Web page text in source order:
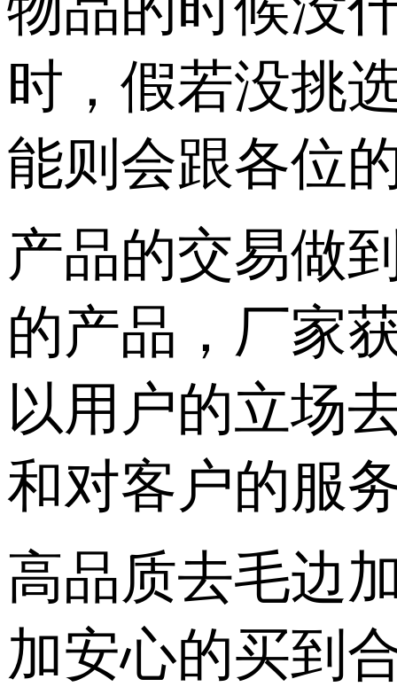
时，假若没挑
能则会跟各位
产品的交易做
的产品，厂家
以用户的立场
和对客户的服
高品质去毛边
加安心的买到